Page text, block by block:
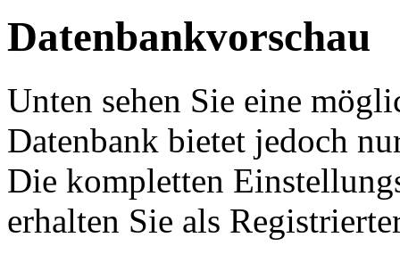
Datenbankvorschau
Unten sehen Sie eine
Datenbank bietet jedoch
Die kompletten
erhalten Sie als